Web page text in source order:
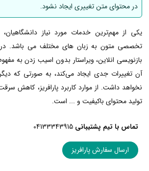
در محتوای متن تغییری ایجاد نشود.
یکی از مهم‌ترین خدمات مورد نیاز دانشگاهیان،
تخصصی متون به زبان های مختلف می باشد. در
بازنویسی انلاین، ویراستار بدون اسیب زدن به
آن تغییرات جدی ایجاد می‌کند، به صورتی که
تولید محتوای باکیفیت و ... است.
تماس با تیم پشتیبانی 04133343915
ارسال سفارش پارافریز